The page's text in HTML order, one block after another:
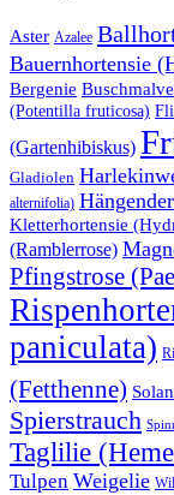
Aster Azalee
Bauernhortensie
Bergenie
(Potentilla fruticosa)
(Gartenhibiskus)
Gladiolen
alternifolia)
Kletterhortensie
(Ramblerrose)
Pfingstrose
paniculata)
(Fetthenne)
Spierstrauch
Taglilie
Tulpen Weigelie